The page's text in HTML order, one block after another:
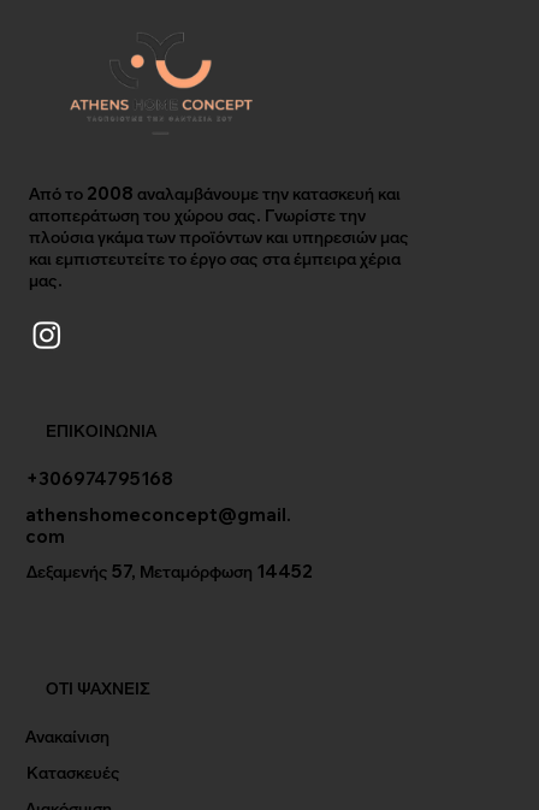
Από το 2008 αναλαμβάνουμε την κατασκευή και
αποπεράτωση του χώρου σας. Γνωρίστε την
πλούσια γκάμα των προϊόντων και υπηρεσιών μας
και εμπιστευτείτε το έργο σας στα έμπειρα χέρια
μας.
ΕΠΙΚΟΙΝΩΝΙΑ
+306974795168
athenshomeconcept@gmail.
com
Δεξαμενής 57, Μεταμόρφωση 14452
ΟΤΙ ΨΑΧΝΕΙΣ
Ανακαίνιση
Κατασκευές